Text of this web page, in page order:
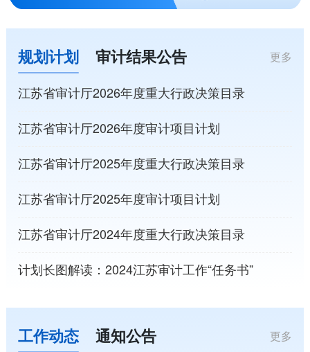
规划计划 审计结果公告 更多
江苏省审计厅2026年度重大行政决策目录
江苏省审计厅2026年度审计项目计划
江苏省审计厅2025年度重大行政决策目录
江苏省审计厅2025年度审计项目计划
江苏省审计厅2024年度重大行政决策目录
计划长图解读：2024江苏审计工作“任务书”
工作动态 通知公告 更多